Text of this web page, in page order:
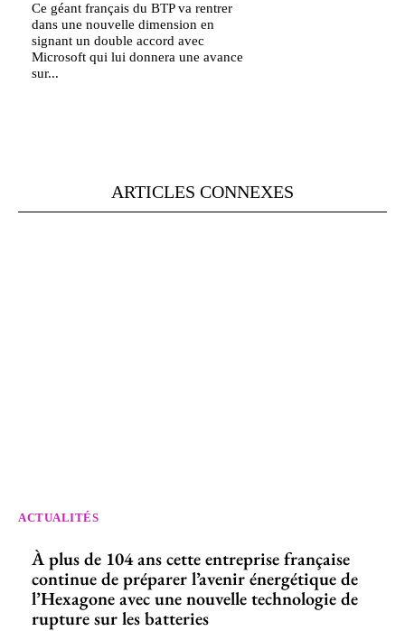
Ce géant français du BTP va rentrer
dans une nouvelle dimension en
signant un double accord avec
Microsoft qui lui donnera une avance
sur...
ARTICLES CONNEXES
ACTUALITÉS
À plus de 104 ans cette entreprise française
continue de préparer l’avenir énergétique de
l’Hexagone avec une nouvelle technologie de
rupture sur les batteries